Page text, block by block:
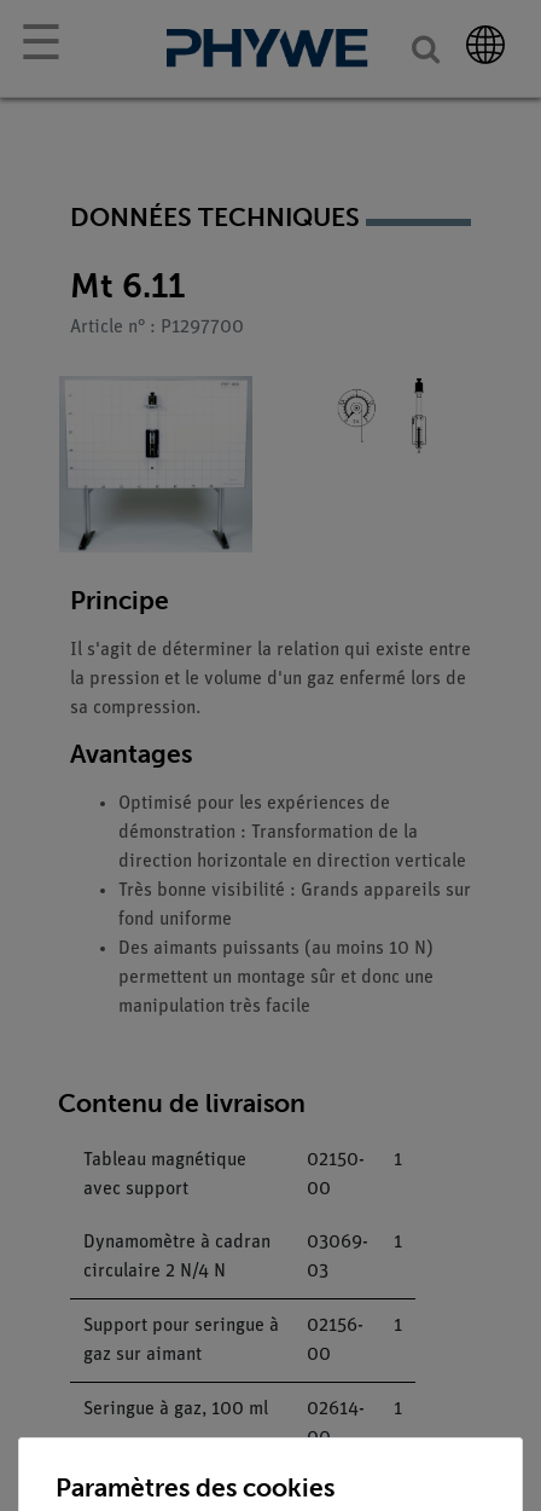
☰
DONNÉES TECHNIQUES
Mt 6.11
Article n° : P1297700
Principe
Il s'agit de déterminer la relation qui existe entre
la pression et le volume d'un gaz enfermé lors de
sa compression.
Avantages
Optimisé pour les expériences de
démonstration : Transformation de la
direction horizontale en direction verticale
Très bonne visibilité : Grands appareils sur
fond uniforme
Des aimants puissants (au moins 10 N)
permettent un montage sûr et donc une
manipulation très facile
Contenu de livraison
Tableau magnétique
avec support
02150-
00
1
Dynamomètre à cadran
circulaire 2 N/4 N
03069-
03
1
Support pour seringue à
gaz sur aimant
02156-
00
1
Seringue à gaz, 100 ml
02614-
00
1
Plaque de piston pour
02618-
Paramètres des cookies